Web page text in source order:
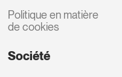
Politique en matière
de cookies
Société